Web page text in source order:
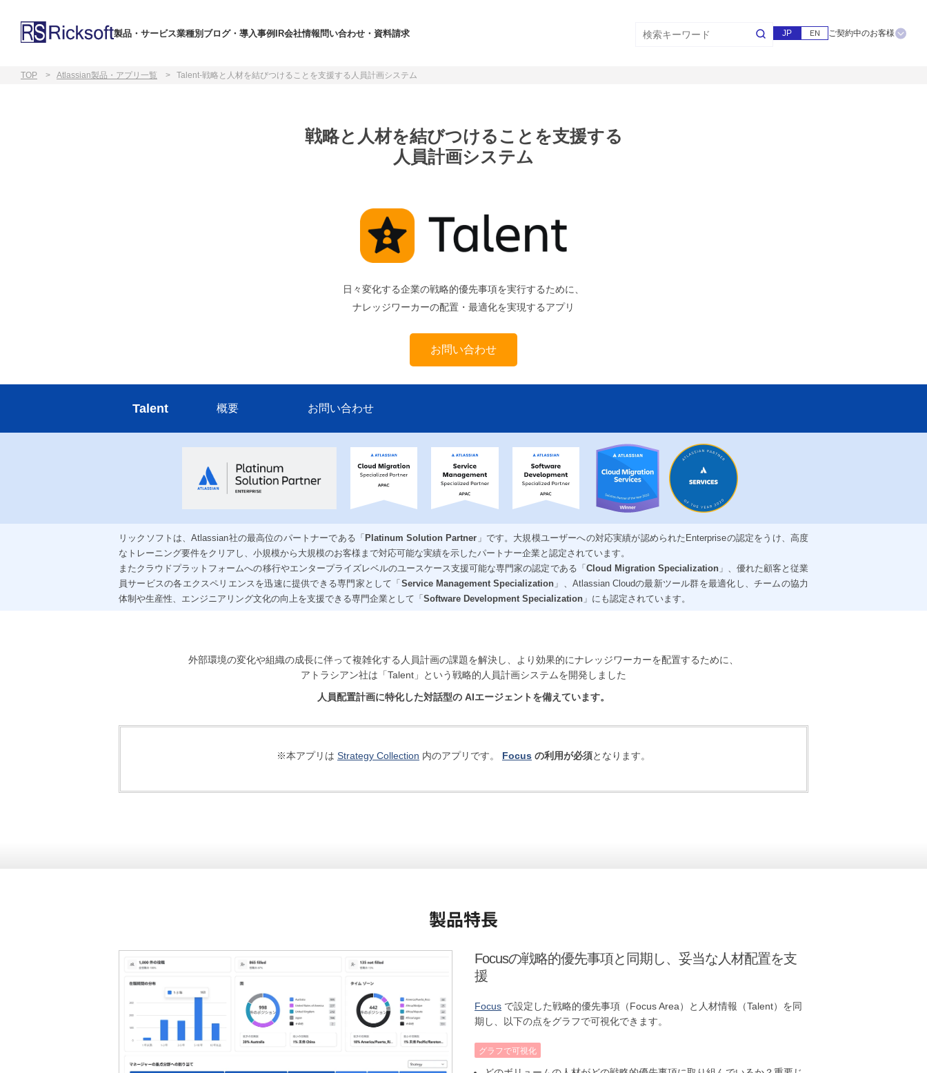
製品・サービス業種別 ブログ・導入事例IR会社情報問い合わせ・資料請求 JP EN ご契約中のお客様
TOP Atlassian製品・アプリ一覧 Talent-戦略と人材を結びつけることを支援する人員計画システム
戦略と人材を結びつけることを支援する
人員計画システム
日々変化する企業の戦略的優先事項を実行するために、
ナレッジワーカーの配置・最適化を実現するアプリ
お問い合わせ
Talent 概要 お問い合わせ
リックソフトは、Atlassian社の最高位のパートナーである「 Platinum Solution Partner 」です。大規模ユーザーへの対応実績が認められたEnterpriseの認定をうけ、高度
なトレーニング要件をクリアし、小規模から大規模のお客様まで対応可能な実績を示したパートナー企業と認定されています。
またクラウドプラットフォームへの移行やエンタープライズレベルのユースケース支援可能な専門家の認定である「 Cloud Migration Specialization」、優れた顧客と従業
員サービスの各エクスペリエンスを迅速に提供できる専門家として「 Service Management Specialization 」、Atlassian Cloudの最新ツール群を最適化し、チームの協力
体制や生産性、エンジニアリング文化の向上を支援できる専門企業として「 Software Development Specialization 」にも認定されています。
外部環境の変化や組織の成長に伴って複雑化する人員計画の課題を解決し、より効果的にナレッジワーカーを配置するために、
アトラシアン社は「Talent」という戦略的人員計画システムを開発しました
人員配置計画に特化した対話型の AIエージェントを備えています。
※本アプリは Strategy Collection 内のアプリです。 Focus の利用が必須となります。
製品特長
Focusの戦略的優先事項と同期し、妥当な人材配置を支
援
Focus で設定した戦略的優先事項（Focus Area）と人材情報（Talent）を同
期し、以下の点をグラフで可視化できます。
グラフで可視化